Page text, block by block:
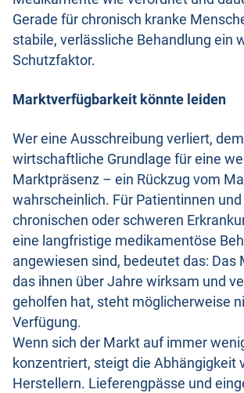
Gerade für chronisch kranke
stabile, verlässliche Behandlung ein
Schutzfaktor.
Marktverfügbarkeit könnte leiden
Wer eine Ausschreibung verliert,
wirtschaftliche Grundlage für eine
Marktpräsenz – ein Rückzug vom
wahrscheinlich. Für Patientinnen
chronischen oder schweren
eine langfristige medikamentöse
angewiesen sind, bedeutet das: Das
das ihnen über Jahre wirksam und
geholfen hat, steht möglicherweise
Verfügung.
Wenn sich der Markt auf immer
konzentriert, steigt die Abhängigkeit
Herstellern. Lieferengpässe und